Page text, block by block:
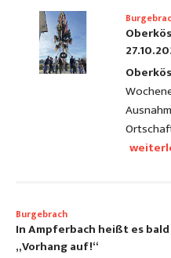
Burgebrach
In Ampferbach heißt es
„Vorhang auf!“